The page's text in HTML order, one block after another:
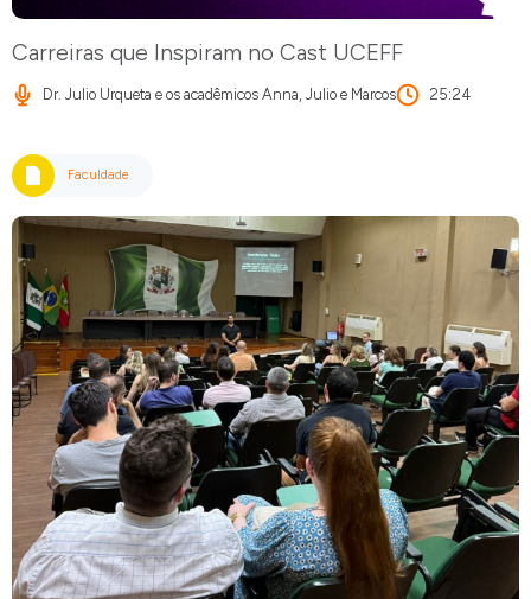
Carreiras que Inspiram no Cast UCEFF
Dr. Julio Urqueta e os acadêmicos Anna, Julio e Marcos 25:24
Faculdade